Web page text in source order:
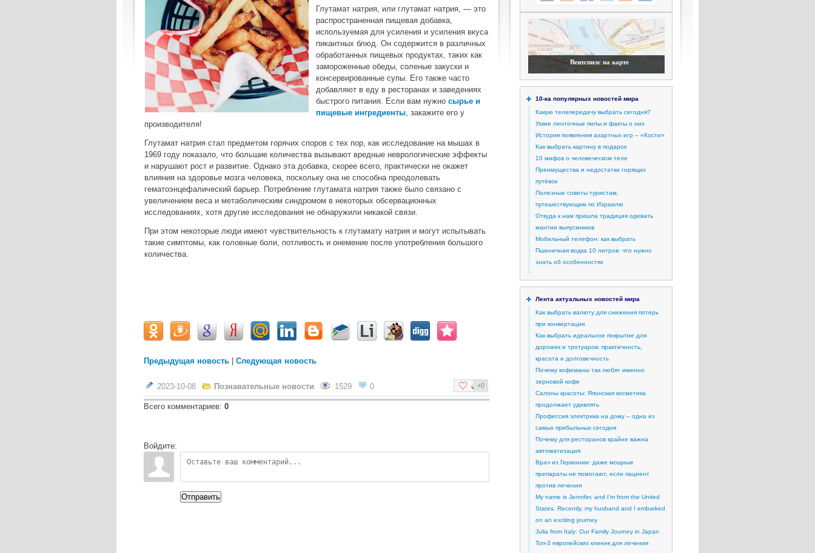
Глутамат натрия, или глутамат натрия, — это
распространенная пищевая добавка,
используемая для усиления и усиления вкуса
пикантных блюд. Он содержится в различных
обработанных пищевых продуктах, таких как
замороженные обеды, соленые закуски и
консервированные супы. Его также часто
добавляют в еду в ресторанах и заведениях
быстрого питания. Если вам нужно сырье и
пищевые ингредиенты, закажите его у
производителя!
Глутамат натрия стал предметом горячих споров с тех пор, как исследование на мышах в
1969 году показало, что большие количества вызывают вредные неврологические эффекты
и нарушают рост и развитие. Однако эта добавка, скорее всего, практически не окажет
влияния на здоровье мозга человека, поскольку она не способна преодолевать
гематоэнцефалический барьер. Потребление глутамата натрия также было связано с
увеличением веса и метаболическим синдромом в некоторых обсервационных
исследованиях, хотя другие исследования не обнаружили никакой связи.
При этом некоторые люди имеют чувствительность к глутамату натрия и могут испытывать
такие симптомы, как головные боли, потливость и онемение после употребления большого
количества.
Предыдущая новость Следующая новость
2023-10-08 Познавательные новости 1529 0 +0
Всего комментариев: 0
Войдите:
Отправить
Вентспилс на карте
10-ка популярных новостей мира
Какую телепередачу выбрать сегодня?
Узкие ленточные пилы и факты о них
История появления азартных игр – «Кости»
Как выбрать картину в подарок
10 мифов о человеческом теле
Преимущества и недостатки горящих
путёвок
Полезные советы туристам,
путешествующим по Израилю
Откуда к нам пришла традиция одевать
мантии выпускников
Мобильный телефон: как выбрать
Пшеничная водка 10 литров: что нужно
знать об особенностях
Лента актуальных новостей мира
Как выбрать валюту для снижения потерь
при конвертации
Как выбрать идеальное покрытие для
дорожек и тротуаров: практичность,
красота и долговечность
Почему кофеманы так любят именно
зерновой кофе
Салоны красоты: Японская косметика
продолжает удивлять
Профессия электрика на дому – одна из
самых прибыльных сегодня
Почему для ресторанов крайне важна
автоматизация
Врач из Германии: даже мощные
препараты не помогают, если пациент
против лечения
My name is Jennifer, and I’m from the United
States. Recently, my husband and I embarked
on an exciting journey
Julia from Italy: Our Family Journey in Japan
Топ-3 европейских клиник для лечения